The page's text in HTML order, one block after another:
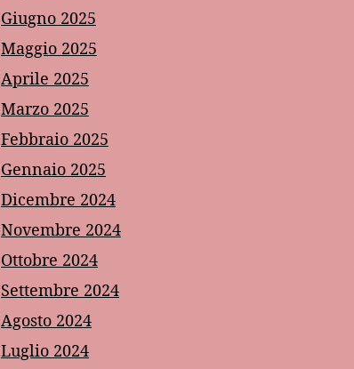
Giugno 2025
Maggio 2025
Aprile 2025
Marzo 2025
Febbraio 2025
Gennaio 2025
Dicembre 2024
Novembre 2024
Ottobre 2024
Settembre 2024
Agosto 2024
Luglio 2024